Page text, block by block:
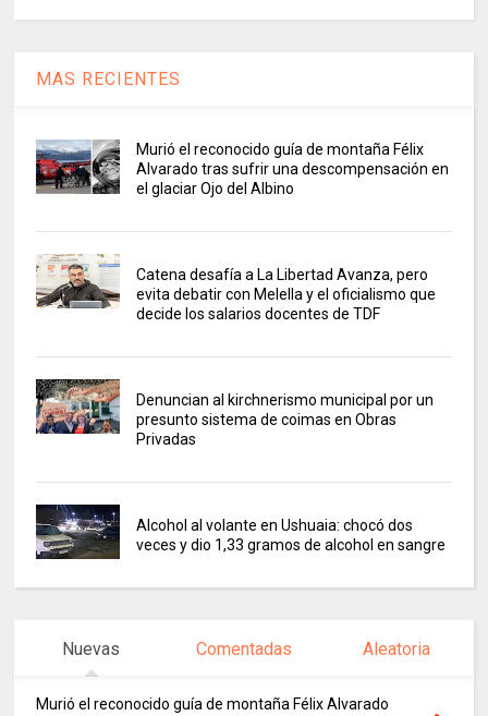
MAS RECIENTES
Murió el reconocido guía de montaña Félix
Alvarado tras sufrir una descompensación en
el glaciar Ojo del Albino
Catena desafía a La Libertad Avanza, pero
evita debatir con Melella y el oficialismo que
decide los salarios docentes de TDF
Denuncian al kirchnerismo municipal por un
presunto sistema de coimas en Obras
Privadas
Alcohol al volante en Ushuaia: chocó dos
veces y dio 1,33 gramos de alcohol en sangre
Nuevas Comentadas Aleatoria
Murió el reconocido guía de montaña Félix Alvarado